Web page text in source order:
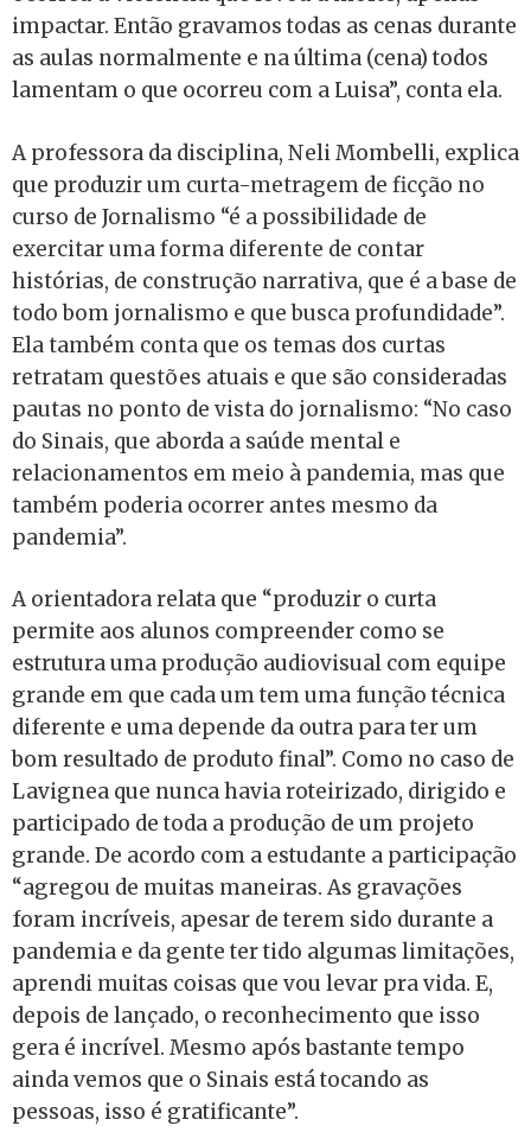
impactar. Então gravamos todas as cenas durante
as aulas normalmente e na última (cena) todos
lamentam o que ocorreu com a Luisa”, conta ela.
A professora da disciplina, Neli Mombelli, explica
que produzir um curta-metragem de ficção no
curso de Jornalismo “é a possibilidade de
exercitar uma forma diferente de contar
histórias, de construção narrativa, que é a base de
todo bom jornalismo e que busca profundidade”.
Ela também conta que os temas dos curtas
retratam questões atuais e que são consideradas
pautas no ponto de vista do jornalismo: “No caso
do Sinais, que aborda a saúde mental e
relacionamentos em meio à pandemia, mas que
também poderia ocorrer antes mesmo da
pandemia”.
A orientadora relata que “produzir o curta
permite aos alunos compreender como se
estrutura uma produção audiovisual com equipe
grande em que cada um tem uma função técnica
diferente e uma depende da outra para ter um
bom resultado de produto final”. Como no caso de
Lavignea que nunca havia roteirizado, dirigido e
participado de toda a produção de um projeto
grande. De acordo com a estudante a participação
“agregou de muitas maneiras. As gravações
foram incríveis, apesar de terem sido durante a
pandemia e da gente ter tido algumas limitações,
aprendi muitas coisas que vou levar pra vida. E,
depois de lançado, o reconhecimento que isso
gera é incrível. Mesmo após bastante tempo
ainda vemos que o Sinais está tocando as
pessoas, isso é gratificante”.